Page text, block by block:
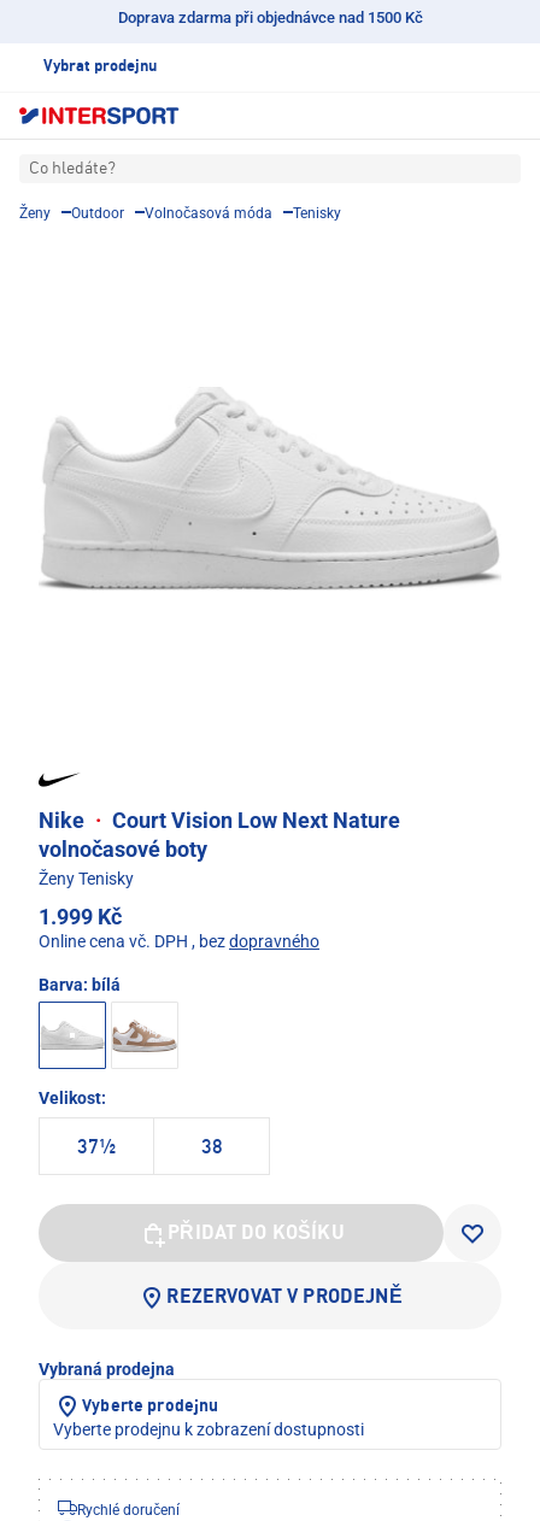
Doprava zdarma při objednávce nad 1500 Kč
Vybrat prodejnu
Co hledáte?
Ženy Outdoor Volnočasová móda Tenisky
Nike · Court Vision Low Next Nature
volnočasové boty
Ženy Tenisky
1.999 Kč
Online cena vč. DPH , bezdopravného
Barva: bílá
Velikost:
37½ 38
PŘIDAT DO KOŠÍKU
REZERVOVAT V PRODEJNĚ
Vybraná prodejna
Vyberte prodejnu
Vyberte prodejnu k zobrazení dostupnosti
Rychlé doručení